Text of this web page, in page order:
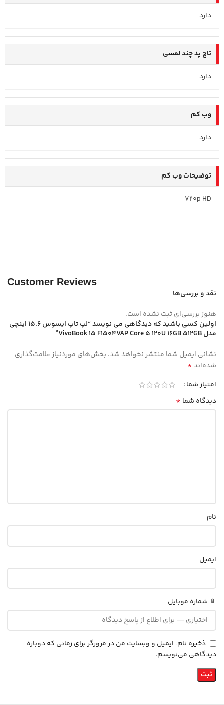
دارد
تاچ پد چند لمسی
دارد
وب کم
دارد
توضیحات وب کم
720p HD
Customer Reviews
نقد و بررسی‌ها
هنوز بررسی‌ای ثبت نشده است.
اولین کسی باشید که دیدگاهی می نویسد “لپ تاپ ایسوس 15.6 اینچی
مدل VivoBook 15 F1504VAP Core 5 120U 16GB 512GB”
نشانی ایمیل شما منتشر نخواهد شد. بخش‌های موردنیاز علامت‌گذاری
شده‌اند*
امتیاز شما
دیدگاه شما *
نام
ایمیل
📱 شماره موبایل
ذخیره نام، ایمیل و وبسایت من در مرورگر برای زمانی که دوباره
دیدگاهی می‌نویسم.